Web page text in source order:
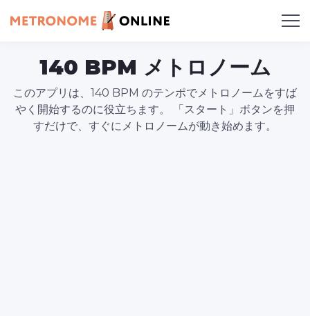
140 BPM メトロノーム
このアプリは、140 BPM のテンポでメトロノームをすば
やく開始するのに役立ちます。 「スタート」ボタンを押
すだけで、すぐにメトロノームが動き始めます。